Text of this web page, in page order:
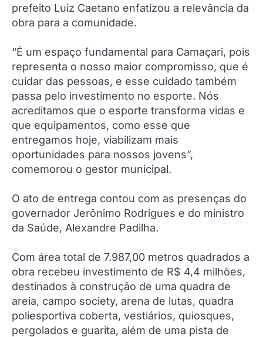
prefeito Luiz Caetano enfatizou a relevância da
obra para a comunidade.
“É um espaço fundamental para Camaçari, pois
representa o nosso maior compromisso, que é
cuidar das pessoas, e esse cuidado também
passa pelo investimento no esporte. Nós
acreditamos que o esporte transforma vidas e
que equipamentos, como esse que
entregamos hoje, viabilizam mais
oportunidades para nossos jovens”,
comemorou o gestor municipal.
O ato de entrega contou com as presenças do
governador Jerônimo Rodrigues e do ministro
da Saúde, Alexandre Padilha.
Com área total de 7.987,00 metros quadrados a
obra recebeu investimento de R$ 4,4 milhões,
destinados à construção de uma quadra de
areia, campo society, arena de lutas, quadra
poliesportiva coberta, vestiários, quiosques,
pergolados e guarita, além de uma pista de